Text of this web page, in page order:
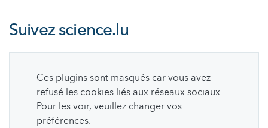
Suivezscience.lu
Ces plugins sont masqués car vous avez
refusé les cookies liés aux réseaux sociaux.
Pour les voir, veuillez changer vos
préférences.